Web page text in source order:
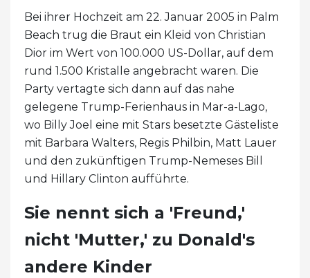
Bei ihrer Hochzeit am 22. Januar 2005 in Palm
Beach trug die Braut ein Kleid von Christian
Dior im Wert von 100.000 US-Dollar, auf dem
rund 1.500 Kristalle angebracht waren. Die
Party vertagte sich dann auf das nahe
gelegene Trump-Ferienhaus in Mar-a-Lago,
wo Billy Joel eine mit Stars besetzte Gästeliste
mit Barbara Walters, Regis Philbin, Matt Lauer
und den zukünftigen Trump-Nemeses Bill
und Hillary Clinton aufführte.
Sie nennt sich a 'Freund,'
nicht 'Mutter,' zu Donald's
andere Kinder